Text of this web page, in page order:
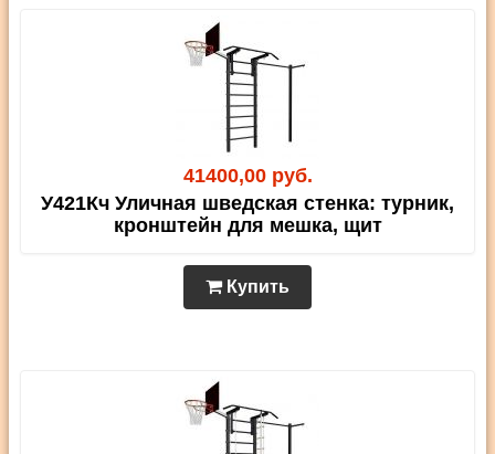
41400,00 руб.
У421Кч Уличная шведская стенка: турник,
кронштейн для мешка, щит
Купить